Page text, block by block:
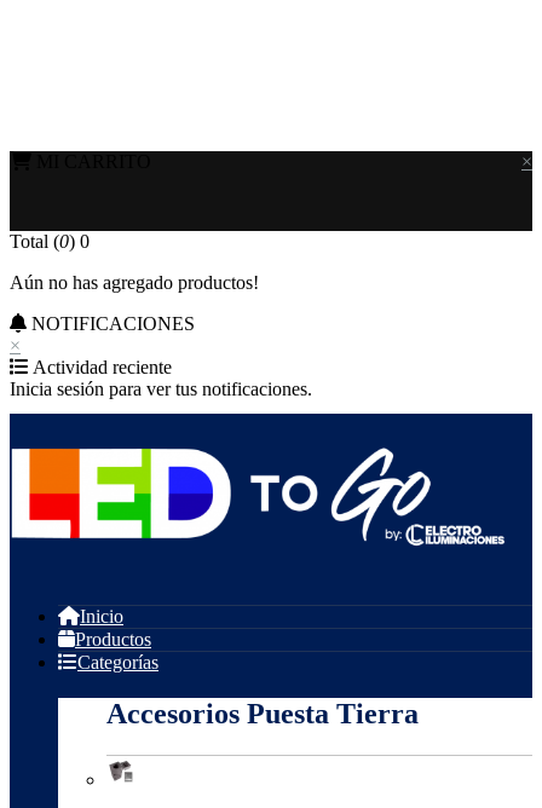
×
Total (0) 0
Aún no has agregado productos!
NOTIFICACIONES
×
Actividad reciente
Inicia sesión para ver tus notificaciones.
Inicio
Productos
Categorías
Accesorios Puesta Tierra